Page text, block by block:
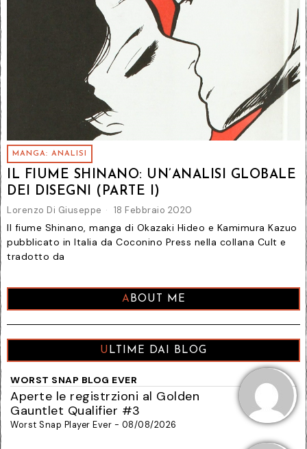
MANGA: ANALISI
IL FIUME SHINANO: UN’ANALISI GLOBALE
DEI DISEGNI (PARTE I)
Lorenzo Di Giuseppe 18 Febbraio 2020
Il fiume Shinano, manga di Okazaki Hideo e Kamimura Kazuo
pubblicato in Italia da Coconino Press nella collana Cult e
tradotto da
ABOUT ME
ULTIME DAI BLOG
WORST SNAP BLOG EVER
Aperte le registrzioni al Golden
Gauntlet Qualifier #3
Worst Snap Player Ever - 08/08/2026